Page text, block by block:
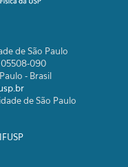
de São Paulo
05508-090
- Brasil
de São Paulo
IFUSP